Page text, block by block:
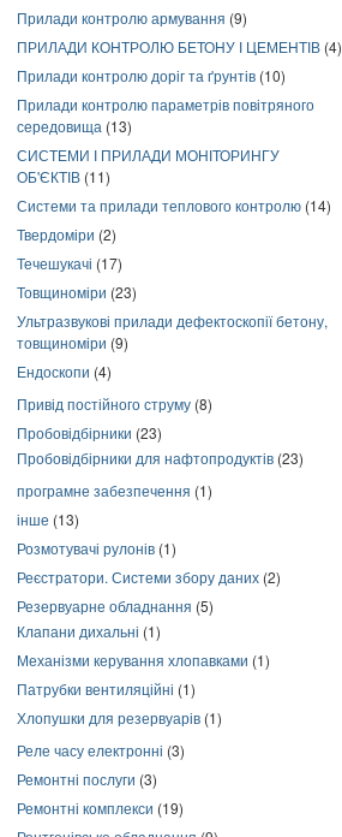
Прилади контролю армування (9)
ПРИЛАДИ КОНТРОЛЮ БЕТОНУ І ЦЕМЕНТІВ (4)
Прилади контролю доріг та ґрунтів (10)
Прилади контролю параметрів повітряного
середовища (13)
СИСТЕМИ І ПРИЛАДИ МОНІТОРИНГУ
ОБ'ЄКТІВ (11)
Системи та прилади теплового контролю (14)
Твердоміри (2)
Течешукачі (17)
Товщиноміри (23)
Ультразвукові прилади дефектоскопії бетону,
товщиноміри (9)
Ендоскопи (4)
Привід постійного струму (8)
Пробовідбірники (23)
Пробовідбірники для нафтопродуктів (23)
програмне забезпечення (1)
інше (13)
Розмотувачі рулонів (1)
Реєстратори. Системи збору даних (2)
Резервуарне обладнання (5)
Клапани дихальні (1)
Механізми керування хлопавками (1)
Патрубки вентиляційні (1)
Хлопушки для резервуарів (1)
Реле часу електронні (3)
Ремонтні послуги (3)
Ремонтні комплекси (19)